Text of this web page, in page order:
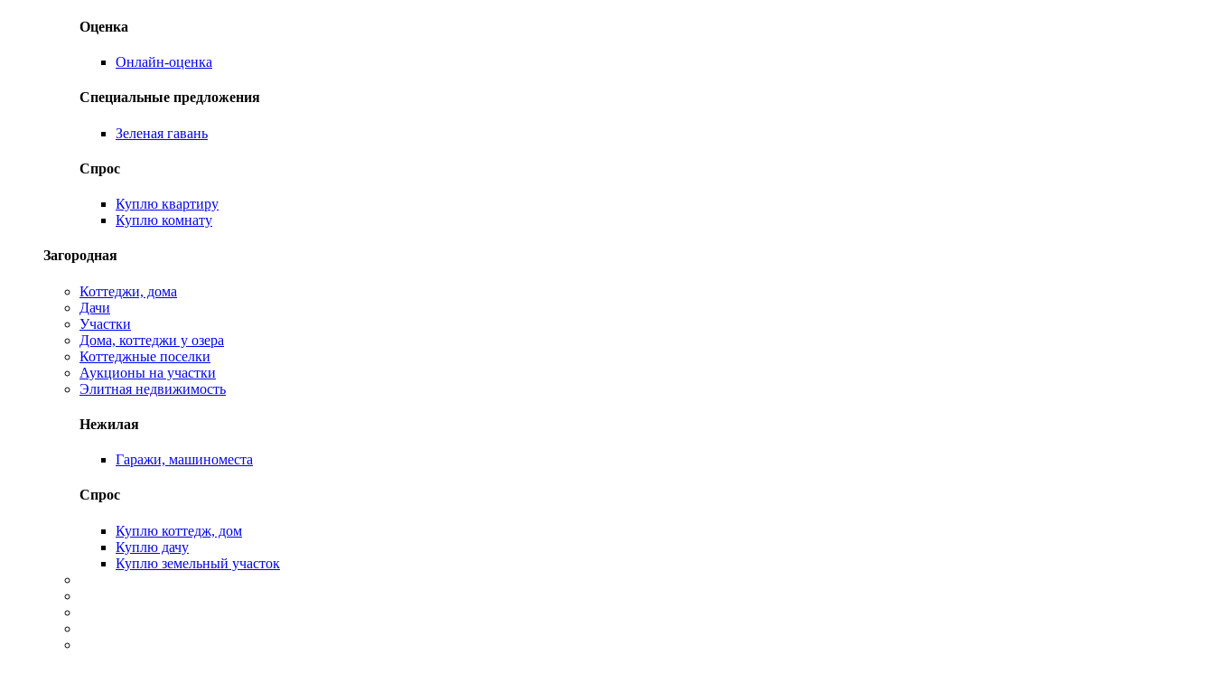
Оценка
Онлайн-оценка
Специальные предложения
Зеленая гавань
Спрос
Куплю квартиру
Куплю комнату
Загородная
Коттеджи, дома
Дачи
Участки
Дома, коттеджи у озера
Коттеджные поселки
Аукционы на участки
Элитная недвижимость
Нежилая
Гаражи, машиноместа
Спрос
Куплю коттедж, дом
Куплю дачу
Куплю земельный участок